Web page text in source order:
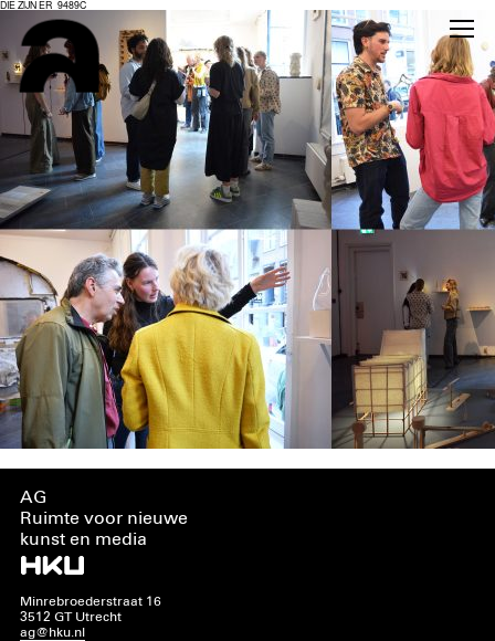
DIE ZIJN ER_9489C
AG
Ruimte voor nieuwe
kunst en media
Minrebroederstraat 16
3512 GT Utrecht
ag@hku.nl